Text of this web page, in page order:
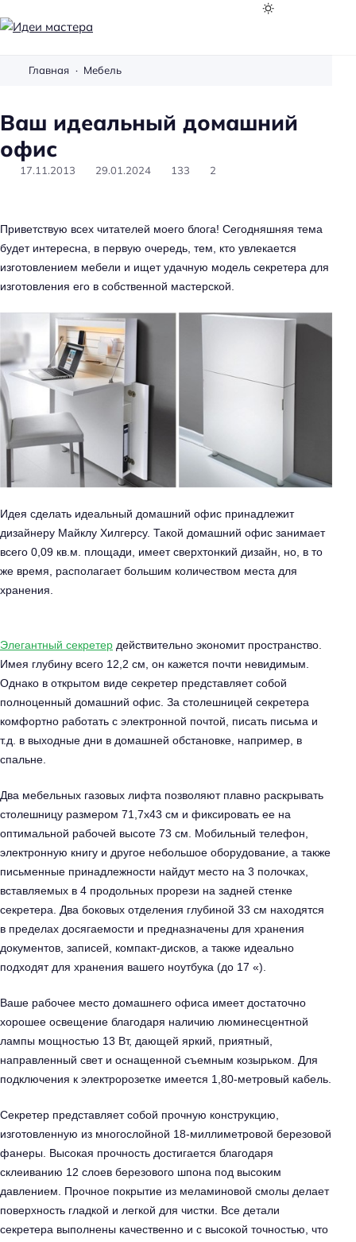
м
с
а
Главная Мебель
Ваш идеальный домашний
офис
17.11.2013 29.01.2024 133 2
Приветствую всех читателей моего блога! Сегодняшняя тема
будет интересна, в первую очередь, тем, кто увлекается
изготовлением мебели и ищет удачную модель секретера для
изготовления его в собственной мастерской.
Идея сделать идеальный домашний офис принадлежит
дизайнеру Майклу Хилгерсу. Такой домашний офис занимает
всего 0,09 кв.м. площади, имеет сверхтонкий дизайн, но, в то
же время, располагает большим количеством места для
хранения.
Элегантный секретер действительно экономит пространство.
Имея глубину всего 12,2 см, он кажется почти невидимым.
Однако в открытом виде секретер представляет собой
полноценный домашний офис. За столешницей секретера
комфортно работать с электронной почтой, писать письма и
т.д. в выходные дни в домашней обстановке, например, в
спальне.
Два мебельных газовых лифта позволяют плавно раскрывать
столешницу размером 71,7х43 см и фиксировать ее на
оптимальной рабочей высоте 73 см. Мобильный телефон,
электронную книгу и другое небольшое оборудование, а также
письменные принадлежности найдут место на 3 полочках,
вставляемых в 4 продольных прорези на задней стенке
секретера. Два боковых отделения глубиной 33 см находятся
в пределах досягаемости и предназначены для хранения
документов, записей, компакт-дисков, а также идеально
подходят для хранения вашего ноутбука (до 17 «).
Ваше рабочее место домашнего офиса имеет достаточно
хорошее освещение благодаря наличию люминесцентной
лампы мощностью 13 Вт, дающей яркий, приятный,
направленный свет и оснащенной съемным козырьком. Для
подключения к электророзетке имеется 1,80-метровый кабель.
Секретер представляет собой прочную конструкцию,
изготовленную из многослойной 18-миллиметровой березовой
фанеры. Высокая прочность достигается благодаря
склеиванию 12 слоев березового шпона под высоким
давлением. Прочное покрытие из меламиновой смолы делает
поверхность гладкой и легкой для чистки. Все детали
секретера выполнены качественно и с высокой точностью, что